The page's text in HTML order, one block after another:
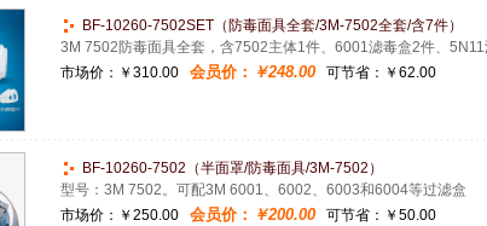
BF-10260-7502SET（防毒面具全套/3M-7502全套/含7件）
3M 7502防毒面具全套，含7502主体1件、6001滤毒盒2件、
市场价： ￥310.00 会员价： ￥248.00 可节省：￥62.00
BF-10260-7502（半面罩/防毒面具/3M-7502）
型号：3M 7502。可配3M 6001、6002、6003和6004等过滤盒
市场价： ￥250.00 会员价： ￥200.00 可节省：￥50.00